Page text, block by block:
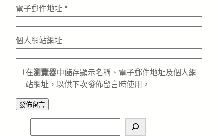
電子郵件地址 *
個人網站網址
在瀏覽器中儲存顯示名稱、電子郵件地址及個人網
站網址，以供下次發佈留言時使用。